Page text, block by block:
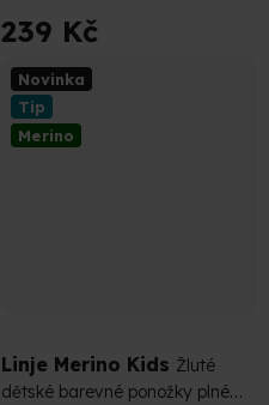
239 Kč
Novinka
Tip
Merino
Linje Merino Kids Žluté
dětské barevné ponožky plné